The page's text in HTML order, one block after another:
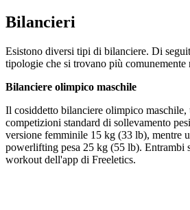
Bilancieri
Esistono diversi tipi di bilanciere. Di
tipologie che si trovano più comunemente
Bilanciere olimpico maschile
Il cosiddetto bilanciere olimpico
competizioni standard di sollevamento
versione femminile 15 kg (33 lb), mentre
powerlifting pesa 25 kg (55 lb). Entrambi
workout dell'app di Freeletics.